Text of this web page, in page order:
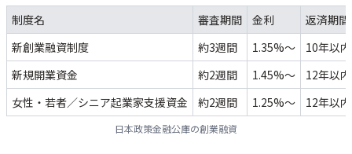
制度名 審査期間 金利
返済期間
新創業融資制度
約3週間 1.35%～
10年以内
新規開業資金
約2週間 1.45%～
12年以内
女性・若者／シニア起業家支援資金
約2週間 1.25%～ 12年以内
日本政策金融公庫の創業融資